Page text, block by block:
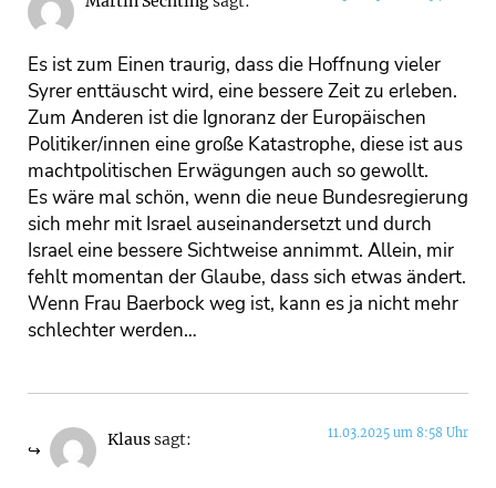
Es ist zum Einen traurig, dass die Hoffnung vieler
Syrer enttäuscht wird, eine bessere Zeit zu erleben.
Zum Anderen ist die Ignoranz der Europäischen
Politiker/innen eine große Katastrophe, diese ist aus
machtpolitischen Erwägungen auch so gewollt.
Es wäre mal schön, wenn die neue Bundesregierung
sich mehr mit Israel auseinandersetzt und durch
Israel eine bessere Sichtweise annimmt. Allein, mir
fehlt momentan der Glaube, dass sich etwas ändert.
Wenn Frau Baerbock weg ist, kann es ja nicht mehr
schlechter werden…
Klaussagt: 11.03.2025 um 8:58 Uhr